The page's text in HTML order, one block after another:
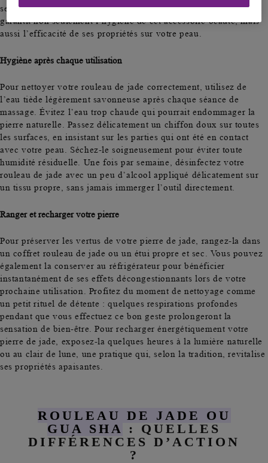
ses bienfaits et prolonger sa durée de vie. Un nettoyage adéquat
garantit non seulement l’hygiène de cet accessoire beauté, mais
aussi l’efficacité de ses propriétés sur votre peau.
Hygiène après chaque utilisation
Pour nettoyer votre rouleau de jade correctement, utilisez de
l’eau tiède légèrement savonneuse après chaque séance de
massage. Évitez l’eau trop chaude qui pourrait endommager la
pierre naturelle. Passez délicatement un chiffon doux sur toutes
les surfaces, en insistant sur les parties qui ont été en contact
avec votre peau. Séchez-le soigneusement pour éviter toute
humidité résiduelle. Une fois par semaine, désinfectez votre
rouleau de jade avec un peu d’alcool appliqué délicatement sur
un tissu propre, sans jamais immerger l’outil directement.
Ranger et recharger votre pierre
Pour préserver les vertus de votre pierre de jade, rangez-la dans
un coffret rouleau de jade ou un étui propre et sec. Vous pouvez
également la conserver au réfrigérateur pour bénéficier
instantanément de ses effets décongestionnants lors de votre
prochaine utilisation. Profitez du moment de nettoyage comme
un petit rituel de détente : quelques respirations profondes
pendant que vous effectuez ce bon geste prolongeront la
sensation de bien-être. Pour recharger énergétiquement votre
pierre de jade, exposez-la quelques heures à la lumière naturelle
ou au clair de lune, une pratique qui, selon la tradition, revitalise
ses propriétés apaisantes.
ROULEAU DE JADE OU
GUA SHA : QUELLES
DIFFÉRENCES D’ACTION
?